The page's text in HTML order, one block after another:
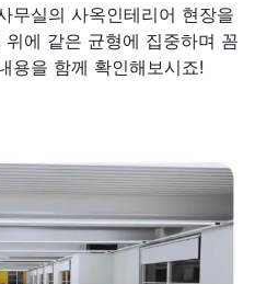
무실의 사옥인테리어 현장을
에 같은 균형에 집중하며 꼼
용을 함께 확인해보시죠!